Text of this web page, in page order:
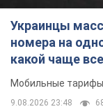
Украинцы
номера на
какой чаще
Мобильные тарифы
9.08.2026 23:48